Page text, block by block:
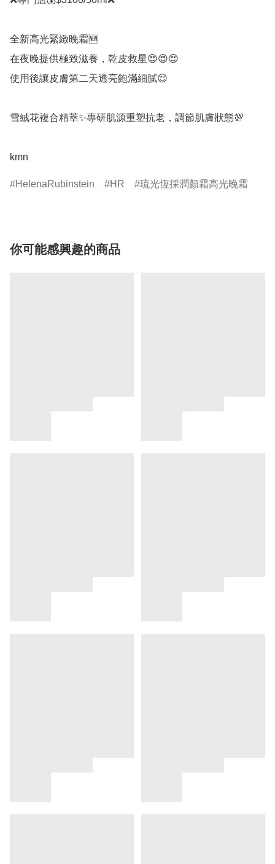
全新高光緊緻晚霜🆕
在夜晚提供極致滋養，乾皮救星😍😍😍
使用後讓皮膚第二天透亮飽滿細膩😌
雪絨花複合精萃✨專研肌源重塑抗老，調節肌膚狀態💯
kmn
HelenaRubinstein HR 琉光恆採潤顏霜高光晚霜
你可能感興趣的商品